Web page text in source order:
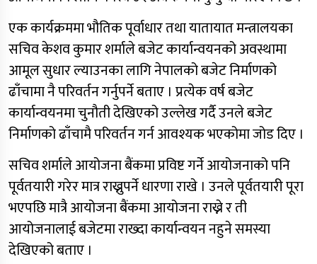
एक कार्यक्रममा भौतिक पूर्वाधार तथा यातायात मन्त्रालयका
सचिव केशव कुमार शर्माले बजेट कार्यान्वयनको अवस्थामा
आमूल सुधार ल्याउनका लागि नेपालको बजेट निर्माणको
ढाँचामा नै परिवर्तन गर्नुपर्ने बताए । प्रत्येक वर्ष बजेट
कार्यान्वयनमा चुनौती देखिएको उल्लेख गर्दै उनले बजेट
निर्माणको ढाँचामै परिवर्तन गर्न आवश्यक भएकोमा जोड दिए ।
सचिव शर्माले आयोजना बैंकमा प्रविष्ट गर्ने आयोजनाको पनि
पूर्वतयारी गरेर मात्र राख्नुपर्ने धारणा राखे । उनले पूर्वतयारी पूरा
भएपछि मात्रै आयोजना बैंकमा आयोजना राख्ने र ती
आयोजनालाई बजेटमा राख्दा कार्यान्वयन नहुने समस्या
देखिएको बताए ।